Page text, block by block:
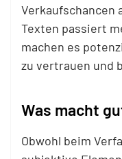
Verkaufschancen
Texten passiert
machen es
zu vertrauen und
Was macht
Obwohl beim